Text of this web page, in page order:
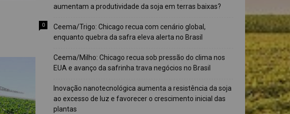
0
aumentam a produtividade da soja em terras baixas?
Ceema/Trigo: Chicago recua com cenário global,
enquanto quebra da safra eleva alerta no Brasil
Ceema/Milho: Chicago recua sob pressão do clima nos
EUA e avanço da safrinha trava negócios no Brasil
Inovação nanotecnológica aumenta a resistência da soja
ao excesso de luz e favorecer o crescimento inicial das
plantas